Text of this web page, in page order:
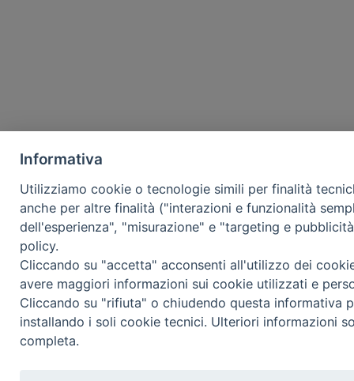
Informativa
Utilizziamo cookie o tecnologie simili per finalità
anche per altre finalità ("interazioni e funzionalità
dell'esperienza", "misurazione" e "targeting e
policy.
Cliccando su "accetta" acconsenti all'utilizzo dei
avere maggiori informazioni sui cookie utilizzati e
Cliccando su "rifiuta" o chiudendo questa informativa
installando i soli cookie tecnici. Ulteriori informazioni
completa.